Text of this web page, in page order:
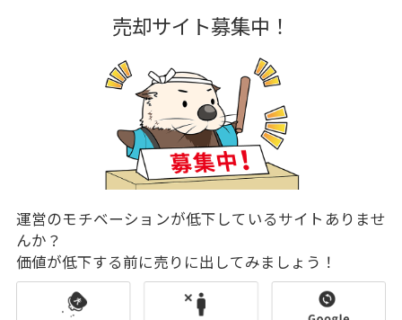
売却サイト募集中！
運営のモチベーションが低下しているサイトありませ
んか？
価値が低下する前に売りに出してみましょう！